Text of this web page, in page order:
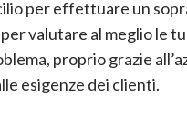
per effettuare un
valutare al meglio le
proprio grazie
esigenze dei clienti.